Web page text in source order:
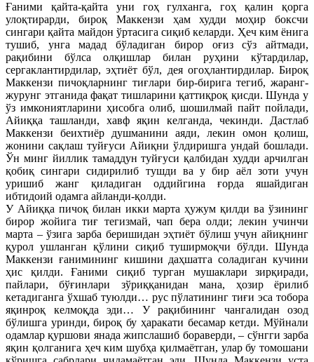
Ғаними қайта-қайта уни гоҳ гулханга, гоҳ қалин қорга
улоқтирарди, бироқ Маккензи ҳам худди моҳир боксчи
сингари қайта майдон ўртасига сиқиб келарди. Ҳеч ким ёнига
тушиб, унга мадад бўладиган бирор оғиз сўз айтмади,
рақибини бўлса олқишлар билан руҳини кўтардилар,
сергаклантирдилар, эҳтиёт бўл, дея огоҳлантирдилар. Бироқ
Маккензи пичоқларнинг тиғлари бир-бирига тегиб, жаранг-
журунг этганида фақат тишларини қаттиқроқ қисди. Шунда у
ўз имкониятларини ҳисобга олиб, шошилмай пайт пойлади,
Айиққа ташланди, хавф яқин келганда, чекинди. Дастлаб
Маккензи беихтиёр душманини аяди, лекин омон қолиш,
жонини сақлаш туйғуси Айиқни ўлдиришга ундай бошлади.
Ўн минг йиллик тамаддун туйғуси қалбидан худди арчилган
қобиқ сингари сидирилиб тушди ва у бир аёл зоти учун
уришиб жанг қиладиган оддийгина ғорда яшайдиган
ибтидоий одамга айланди-қолди.
У Айиққа пичоқ билан икки марта ҳужум қилди ва ўзининг
бирор жойига тиғ тегизмай, чап бера олди; лекин учинчи
марта – ўзига зарба беришидан эҳтиёт бўлиш учун айиқнинг
қурол ушланган қўлини сиқиб туширмоқчи бўлди. Шунда
Маккензи ғанимининг кишини даҳшатга соладиган кучини
ҳис қилди. Ғаними сиқиб турган мушаклари зирқиради,
пайлари, бўғинлари зўриққанидан мана, ҳозир ёрилиб
кетадиганга ўхшаб туюлди… рус пўлатининг тиғи эса тобора
яқинроқ келмоқда эди… У рақибининг чангалидан озод
бўлишга уринди, бироқ бу ҳаракати бесамар кетди. Мўйнали
одамлар қуршови янада жипслашиб бораверди, – сўнгги зарба
яқин қолганига ҳеч ким шубҳа қилмаётган, улар бу томошани